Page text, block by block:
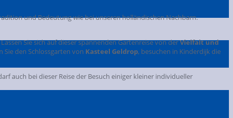
und Bedeutung wie bei unseren holländischen Nachbarn.
Sie sich auf dieser spannenden Gartenreise von derVielfalt und
den Schlossgarten von Kasteel Geldrop, besuchen in Kinderdijk die
auch bei dieser Reise der Besuch einiger kleiner individueller